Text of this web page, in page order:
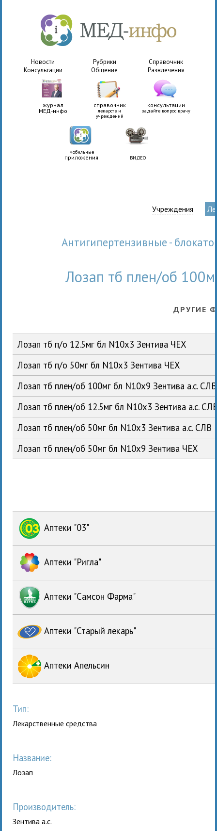
Новости Рубрики
Справочник
Консультации
Общение Развлечения
журнал
МЕД-инфо
справочник
лекарств и
учреждений
консультации
задайте вопрос врачу
мобильные
приложения ВИДЕО
Учреждения
Антигипертензивные -
Лозап тб плен/об
ДРУГИЕ
Лозап тб п/о 12.5мг бл N10x3 Зентива ЧЕХ
Лозап тб п/о 50мг бл N10x3 Зентива ЧЕХ
Лозап тб плен/об 100мг бл N10x9 Зентива а.с. СЛВ
Лозап тб плен/об 12.5мг бл N10x3 Зентива а.с.
Лозап тб плен/об 50мг бл N10x3 Зентива а.с. СЛВ
Лозап тб плен/об 50мг бл N10x9 Зентива ЧЕХ
Аптеки "03"
Аптеки "Ригла"
Аптеки "Самсон Фарма"
Аптеки "Старый лекарь"
Аптеки Апельсин
Тип:
Лекарственные средства
Название:
Лозап
Производитель:
Зентива а.с.